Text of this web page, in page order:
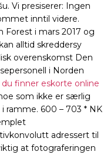
Vi presiserer: Ingen
inntil videre.
Forest i mars 2017 og
alltid skreddersy
overenskomst Den
i Norden
du finner eskorte online
som ikke er særlig
ramme. 600 – 703 * NK
adressert til
at fotograferingen